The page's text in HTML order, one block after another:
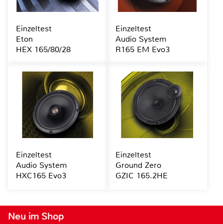
Neu im Shop
Einzeltest
Eton
HEX 165/80/28
Einzeltest
Audio System
R165 EM Evo3
Einzeltest
Audio System
HXC165 Evo3
Einzeltest
Ground Zero
GZIC 165.2HE